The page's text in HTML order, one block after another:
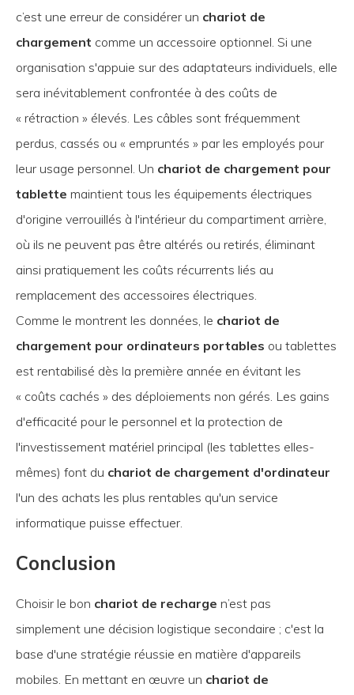
c’est une erreur de considérer un chariot de
chargement comme un accessoire optionnel. Si une
organisation s'appuie sur des adaptateurs individuels, elle
sera inévitablement confrontée à des coûts de
« rétraction » élevés. Les câbles sont fréquemment
perdus, cassés ou « empruntés » par les employés pour
leur usage personnel. Un chariot de chargement pour
tablette maintient tous les équipements électriques
d'origine verrouillés à l'intérieur du compartiment arrière,
où ils ne peuvent pas être altérés ou retirés, éliminant
ainsi pratiquement les coûts récurrents liés au
remplacement des accessoires électriques.
Comme le montrent les données, le chariot de
chargement pour ordinateurs portables ou tablettes
est rentabilisé dès la première année en évitant les
« coûts cachés » des déploiements non gérés. Les gains
d'efficacité pour le personnel et la protection de
l'investissement matériel principal (les tablettes elles-
mêmes) font du chariot de chargement d'ordinateur
l'un des achats les plus rentables qu'un service
informatique puisse effectuer.
Conclusion
Choisir le bon chariot de recharge n’est pas
simplement une décision logistique secondaire ; c'est la
base d'une stratégie réussie en matière d'appareils
mobiles. En mettant en œuvre un chariot de